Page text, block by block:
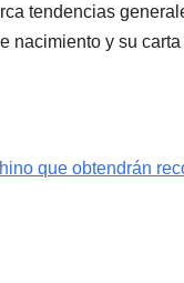
tendencias
nacimiento y su
que obtendrán